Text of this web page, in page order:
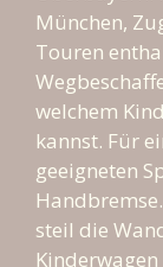
München,
Touren
welchem
kannst. Für
geeigneten
steil die